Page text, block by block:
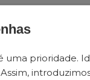
uma prioridade.